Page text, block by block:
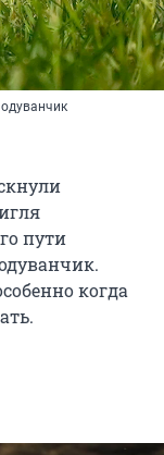
пути
когда